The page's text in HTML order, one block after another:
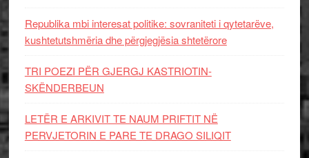
Republika mbi interesat politike: sovraniteti i qytetarëve,
kushtetutshmëria dhe përgjegjësia shtetërore
TRI POEZI PËR GJERGJ KASTRIOTIN-
SKËNDERBEUN
LETËR E ARKIVIT TE NAUM PRIFTIT NË
PERVJETORIN E PARE TE DRAGO SILIQIT